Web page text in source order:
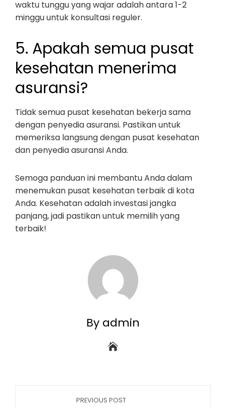
waktu tunggu yang wajar adalah antara 1-2
minggu untuk konsultasi reguler.
5. Apakah semua pusat
kesehatan menerima
asuransi?
Tidak semua pusat kesehatan bekerja sama
dengan penyedia asuransi. Pastikan untuk
memeriksa langsung dengan pusat kesehatan
dan penyedia asuransi Anda.
Semoga panduan ini membantu Anda dalam
menemukan pusat kesehatan terbaik di kota
Anda. Kesehatan adalah investasi jangka
panjang, jadi pastikan untuk memilih yang
terbaik!
By admin
PREVIOUS POST